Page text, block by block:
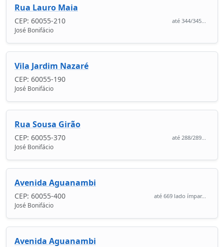
Rua Lauro Maia
CEP: 60055-210 até 344/345...
José Bonifácio
Vila Jardim Nazaré
CEP: 60055-190
José Bonifácio
Rua Sousa Girão
CEP: 60055-370 até 288/289...
José Bonifácio
Avenida Aguanambi
CEP: 60055-400 até 669 lado ímpar...
José Bonifácio
Avenida Aguanambi